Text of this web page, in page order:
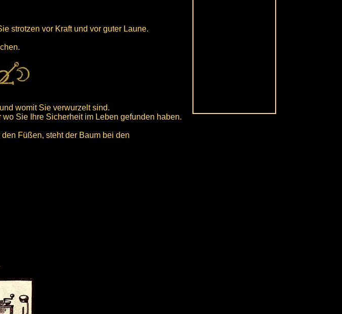
strotzen vor Kraft und vor guter Laune.
womit Sie verwurzelt sind.
Sie Ihre Sicherheit im Leben gefunden haben.
Füßen, steht der Baum bei den